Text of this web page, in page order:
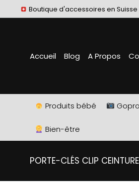
Boutique d'accessoires en Suisse
Accueil Blog A Propos
Produits bébé Gopro
Bien-être
PORTE-CLÉS CLIP